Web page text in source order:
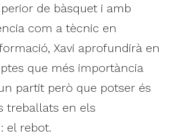
de bàsquet i amb
com a tècnic en
Xavi aprofundirà en
que més importància
partit però que potser és
treballats en els
el rebot.